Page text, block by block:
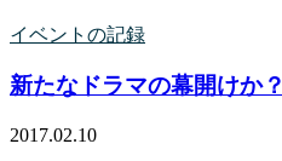
イベントの記録
新たなドラマの幕開けか？
2017.02.10